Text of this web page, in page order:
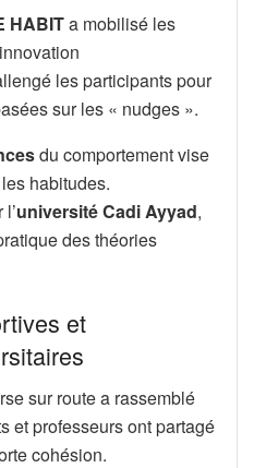
HABITa mobilisé les
les participants pour
sur les « nudges ».
du comportement vise
habitudes.
université Cadi Ayyad,
des théories
et
sur route a rassemblé
et professeurs ont partagé
cohésion.